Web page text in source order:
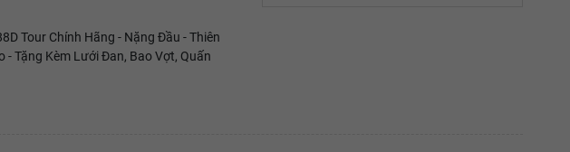
Tour Chính Hãng - Nặng Đầu - Thiên
- Tặng Kèm Lưới Đan, Bao Vợt, Quấn